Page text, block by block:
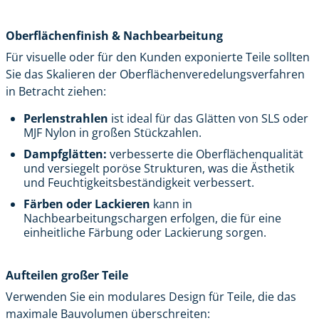
Oberflächenfinish & Nachbearbeitung
Für visuelle oder für den Kunden exponierte Teile sollten
Sie das Skalieren der Oberflächenveredelungsverfahren
in Betracht ziehen:
Perlenstrahlen ist ideal für das Glätten von SLS oder
MJF Nylon in großen Stückzahlen.
Dampfglätten: verbesserte die Oberflächenqualität
und versiegelt poröse Strukturen, was die Ästhetik
und Feuchtigkeitsbeständigkeit verbessert.
Färben oder Lackieren kann in
Nachbearbeitungschargen erfolgen, die für eine
einheitliche Färbung oder Lackierung sorgen.
Aufteilen großer Teile
Verwenden Sie ein modulares Design für Teile, die das
maximale Bauvolumen überschreiten: